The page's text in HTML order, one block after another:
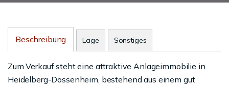
Beschreibung Lage Sonstiges
Zum Verkauf steht eine attraktive Anlageimmobilie in
Heidelberg-Dossenheim, bestehend aus einem gut